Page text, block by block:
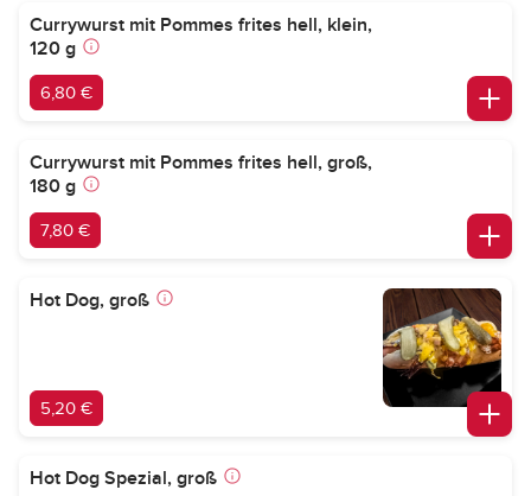
Currywurst mit Pommes frites hell, klein,
120 g
6,80 €
Currywurst mit Pommes frites hell, groß,
180 g
7,80 €
Hot Dog, groß
5,20 €
Hot Dog Spezial, groß